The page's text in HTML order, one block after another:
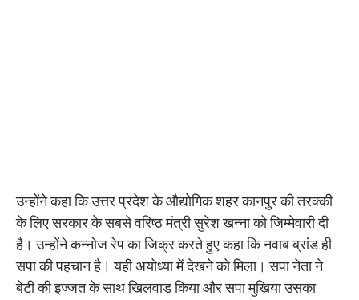
उन्होंने कहा कि उत्तर प्रदेश के औद्योगिक शहर कानपुर की तरक्की
के लिए सरकार के सबसे वरिष्ठ मंत्री सुरेश खन्ना को जिम्मेवारी दी
है। उन्होंने कन्नोज रेप का जिक्र करते हुए कहा कि नवाब ब्रांड ही
सपा की पहचान है। यही अयोध्या में देखने को मिला। सपा नेता ने
बेटी की इज्जत के साथ खिलवाड़ किया और सपा मुखिया उसका